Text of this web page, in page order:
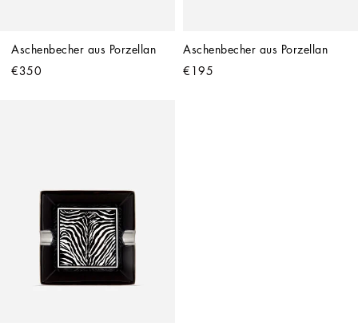
Aschenbecher aus Porzellan
€350
Aschenbecher aus Porzellan
€195